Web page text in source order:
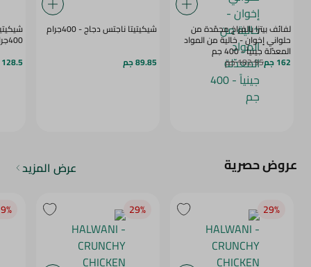
لفائف بيتزا بالفراخ مجمّدة من
حلواني إخوان - خالية من المواد
المعدّلة جينياً - 400 جم
162 جم 182.95 جم
شيكيتيتا ناجتس دجاج - 400جرام
89.85 جم
400جرام
128.5 جم
عروض حصرية عرض المزيد
29‎%‎
29‎%‎